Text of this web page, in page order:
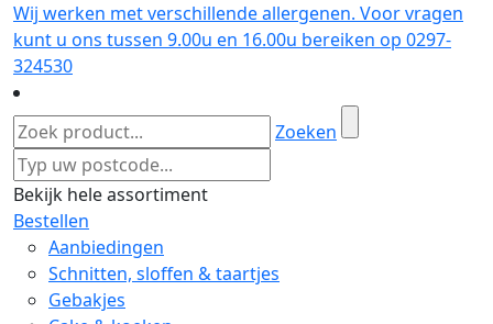
Wij werken met verschillende allergenen. Voor vragen
kunt u ons tussen 9.00u en 16.00u bereiken op 0297-
324530
Zoeken
Bekijk hele assortiment
Bestellen
Aanbiedingen
Schnitten, sloffen & taartjes
Gebakjes